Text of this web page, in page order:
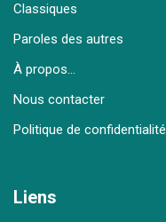
Classiques
Paroles des autres
À propos…
Nous contacter
Politique de confidentialité
Liens